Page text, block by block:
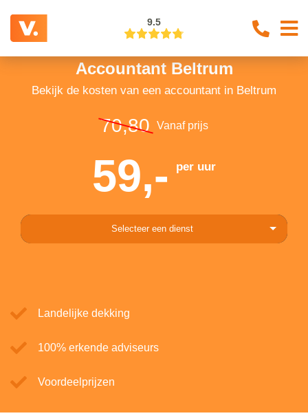
9.5
Accountant Beltrum
Bekijk de kosten van een accountant in Beltrum
70,80 Vanaf prijs
59,- per uur
Selecteer een dienst
Landelijke dekking
100% erkende adviseurs
Voordeelprijzen